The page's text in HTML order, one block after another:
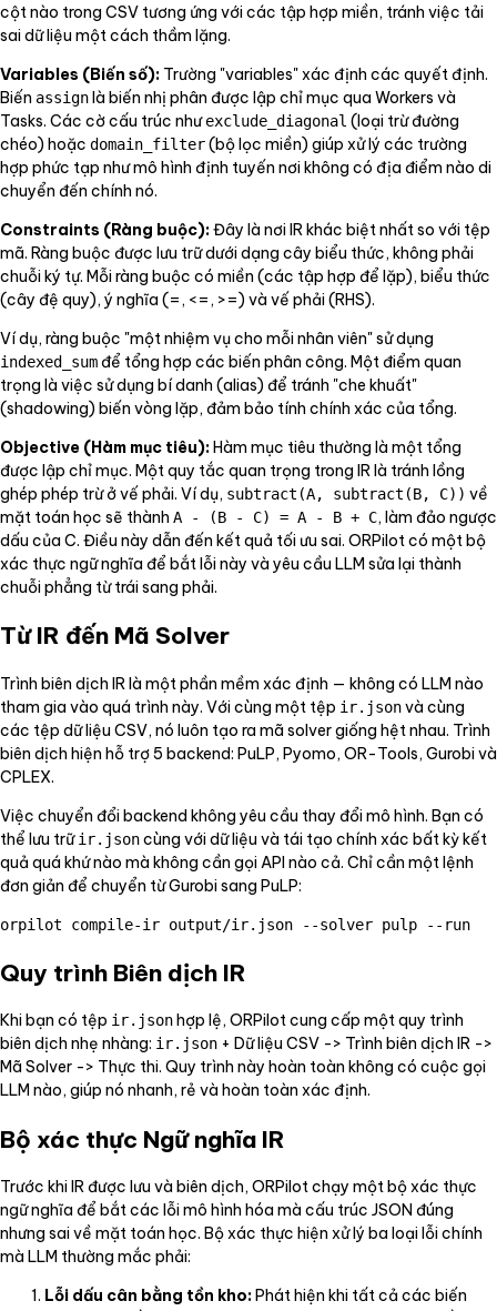
cột nào trong CSV tương ứng với các tập hợp miền, tránh việc tải
sai dữ liệu một cách thầm lặng.
Variables (Biến số): Trường "variables" xác định các quyết định.
Biến assignlà biến nhị phân được lập chỉ mục qua Workers và
Tasks. Các cờ cấu trúc nhưexclude_diagonal (loại trừ đường
chéo) hoặc domain_filter(bộ lọc miền) giúp xử lý các trường
hợp phức tạp như mô hình định tuyến nơi không có địa điểm nào di
chuyển đến chính nó.
Constraints (Ràng buộc):Đây là nơi IR khác biệt nhất so với tệp
mã. Ràng buộc được lưu trữ dưới dạng cây biểu thức, không phải
chuỗi ký tự. Mỗi ràng buộc có miền (các tập hợp để lặp), biểu thức
(cây đệ quy), ý nghĩa (=, <=, >=) và vế phải (RHS).
Ví dụ, ràng buộc "một nhiệm vụ cho mỗi nhân viên" sử dụng
indexed_sumđể tổng hợp các biến phân công. Một điểm quan
trọng là việc sử dụng bí danh (alias) để tránh "che khuất"
(shadowing) biến vòng lặp, đảm bảo tính chính xác của tổng.
Objective (Hàm mục tiêu):Hàm mục tiêu thường là một tổng
được lập chỉ mục. Một quy tắc quan trọng trong IR là tránh lồng
ghép phép trừ ở vế phải. Ví dụ, subtract(A, subtract(B, C)) về
mặt toán học sẽ thành A - (B - C) = A - B + C, làm đảo ngược
dấu của C. Điều này dẫn đến kết quả tối ưu sai. ORPilot có một bộ
xác thực ngữ nghĩa để bắt lỗi này và yêu cầu LLM sửa lại thành
chuỗi phẳng từ trái sang phải.
Từ IR đến Mã Solver
Trình biên dịch IR là một phần mềm xác định — không có LLM nào
tham gia vào quá trình này. Với cùng một tệp ir.jsonvà cùng
các tệp dữ liệu CSV, nó luôn tạo ra mã solver giống hệt nhau. Trình
biên dịch hiện hỗ trợ 5 backend: PuLP, Pyomo, OR-Tools, Gurobi và
CPLEX.
Việc chuyển đổi backend không yêu cầu thay đổi mô hình. Bạn có
thể lưu trữir.jsoncùng với dữ liệu và tái tạo chính xác bất kỳ kết
quả quá khứ nào mà không cần gọi API nào cả. Chỉ cần một lệnh
đơn giản để chuyển từ Gurobi sang PuLP:
orpilot compile-ir output/ir.json --solver pulp --run
Quy trình Biên dịch IR
Khi bạn có tệp ir.json hợp lệ, ORPilot cung cấp một quy trình
biên dịch nhẹ nhàng: ir.json + Dữ liệu CSV -> Trình biên dịch IR ->
Mã Solver -> Thực thi. Quy trình này hoàn toàn không có cuộc gọi
LLM nào, giúp nó nhanh, rẻ và hoàn toàn xác định.
Bộ xác thực Ngữ nghĩa IR
Trước khi IR được lưu và biên dịch, ORPilot chạy một bộ xác thực
ngữ nghĩa để bắt các lỗi mô hình hóa mà cấu trúc JSON đúng
nhưng sai về mặt toán học. Bộ xác thực hiện xử lý ba loại lỗi chính
mà LLM thường mắc phải:
Lỗi dấu cân bằng tồn kho:Phát hiện khi tất cả các biến